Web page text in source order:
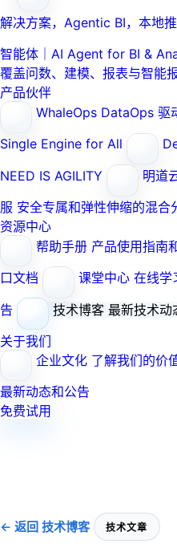
解决方案，Agentic BI，本地
智能体｜AI Agent for BI &
覆盖问数、建模、报表与智能
产品伙伴
WhaleOps DataOps 驱
Single Engine for All
NEED IS AGILITY
明道
服 安全专属和弹性伸缩的混合
资源中心
帮助手册 产品使用指南
口文档
课堂中心 在线学
告
技术博客 最新技术动
关于我们
企业文化 了解我们的价
最新动态和公告
免费试用
← 返回 技术博客 技术文章